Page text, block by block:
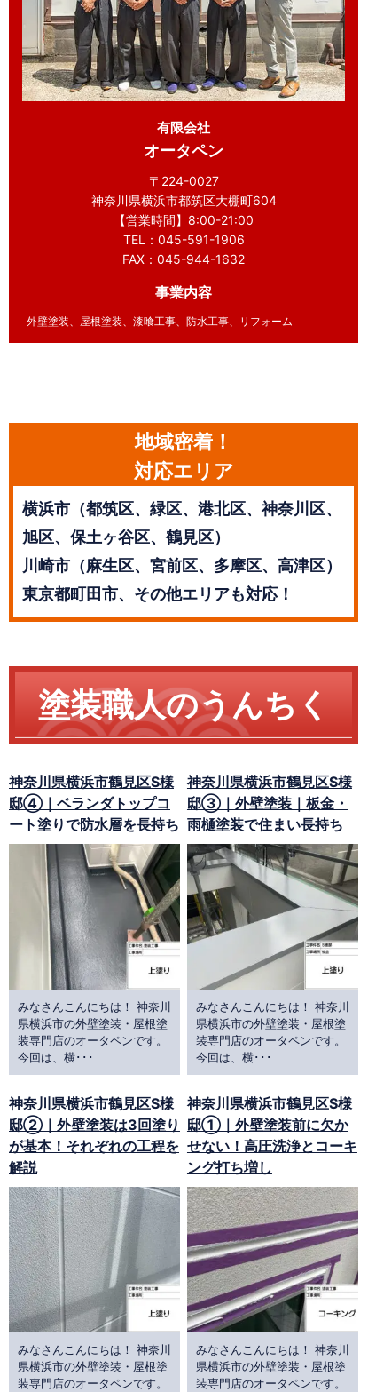
有限会社
オータペン
〒224-0027
神奈川県横浜市都筑区大棚町604
【営業時間】8:00-21:00
TEL：045-591-1906
FAX：045-944-1632
事業内容
外壁塗装、屋根塗装、漆喰工事、防水工事、リフォーム
地域密着！
対応エリア
横浜市（都筑区、緑区、港北区、神奈川区、
旭区、保土ヶ谷区、鶴見区）
川崎市（麻生区、宮前区、多摩区、高津区）
東京都町田市、その他エリアも対応！
塗装職人のうんちく
神奈川県横浜市鶴見区S様
邸④｜ベランダトップコ
ート塗りで防水層を長持ち
みなさんこんにちは！ 神奈川
県横浜市の外壁塗装・屋根塗
装専門店のオータペンです。
今回は、横･･･
神奈川県横浜市鶴見区S様
邸③｜外壁塗装｜板金・
雨樋塗装で住まい長持ち
みなさんこんにちは！ 神奈川
県横浜市の外壁塗装・屋根塗
装専門店のオータペンです。
今回は、横･･･
神奈川県横浜市鶴見区S様
邸②｜外壁塗装は3回塗り
が基本！それぞれの工程を
解説
みなさんこんにちは！ 神奈川
県横浜市の外壁塗装・屋根塗
装専門店のオータペンです。
神奈川県横浜市鶴見区S様
邸①｜外壁塗装前に欠か
せない！高圧洗浄とコーキ
ング打ち増し
みなさんこんにちは！ 神奈川
県横浜市の外壁塗装・屋根塗
装専門店のオータペンです。